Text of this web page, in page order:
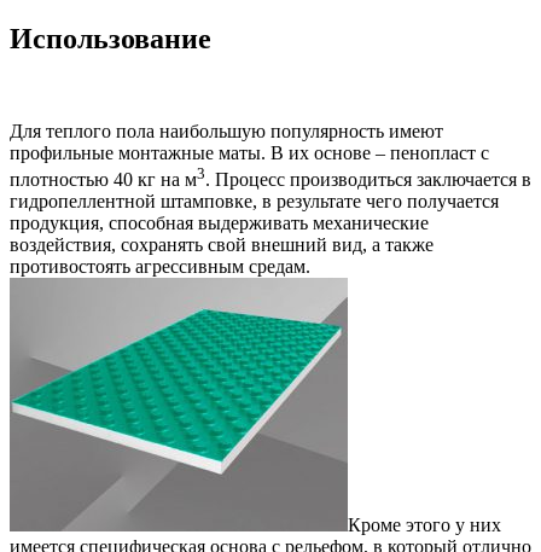
Использование
Для теплого пола наибольшую популярность имеют
профильные монтажные маты. В их основе – пенопласт с
плотностью 40 кг на м3. Процесс производиться заключается в
гидропеллентной штамповке, в результате чего получается
продукция, способная выдерживать механические
воздействия, сохранять свой внешний вид, а также
противостоять агрессивным средам.
Кроме этого у них
имеется специфическая основа с рельефом, в который отлично